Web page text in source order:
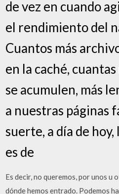
de vez en cuando
el rendimiento del
Cuantos más
en la caché,
se acumulen, más
a nuestras páginas
suerte, a día de
es de
Es decir, no queremos, por unos u
dónde hemos entrado. Podemos